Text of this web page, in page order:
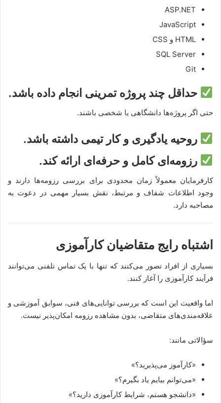
ASP.NET
JavaScript
HTML و CSS
SQL Server
Git
حداقل چند پروژه تمرینی انجام داده باشد.
حتی اگر پروژه‌ها دانشگاهی یا شخصی باشند.
روحیه یادگیری و کار تیمی داشته باشد.
رزومه‌ای کامل و حرفه‌ای ارائه کند.
کارفرمایان معمولاً زمان محدودی برای بررسی رزومه‌ها دارند و
وجود اطلاعات شفاف و مرتبط، نقش بسیار مهمی در دعوت به
مصاحبه دارد.
اشتباه رایج متقاضیان کارآموزی
بسیاری از افراد تصور می‌کنند که تنها با یک تماس تلفنی می‌توانند
فرآیند کارآموزی را آغاز کنند.
اما واقعیت این است که بررسی توانایی‌های فنی، سوابق آموزشی و
علاقه‌مندی‌های متقاضی، بدون مشاهده رزومه امکان‌پذیر نیست.
سؤالاتی مانند:
«کارآموز می‌پذیرید؟»
«می‌توانم بیایم یاد بگیرم؟»
«دانشجو هستم، شرایط کارآموزی دارید؟»